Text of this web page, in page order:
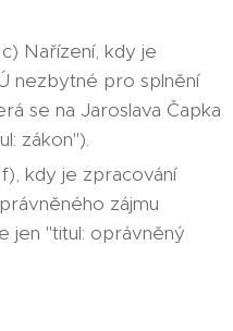
Nařízení, kdy je
nezbytné pro splnění
se na Jaroslava Čapka
zákon").
f), kdy je zpracování
zájmu
jen "titul: oprávněný